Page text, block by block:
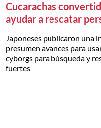
Cucarachas
ayudar a rescatar
Japoneses publicaron una
presumen avances para
cyborgs para búsqueda y
fuertes